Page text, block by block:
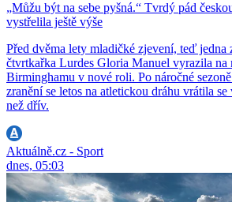
„Můžu být na sebe pyšná.“ Tvrdý pád
vystřelila ještě výše
Před dvěma lety mladičké zjevení, teď jedna
čtvrtkařka Lurdes Gloria Manuel vyrazila
Birminghamu v nové roli. Po náročné
zranění se letos na atletickou dráhu vrátila
než dřív.
Aktuálně.cz - Sport
dnes, 05:03